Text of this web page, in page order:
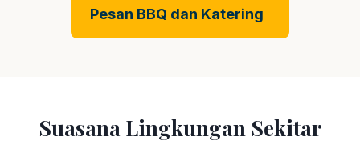
Pesan BBQ dan Katering
Suasana Lingkungan Sekitar